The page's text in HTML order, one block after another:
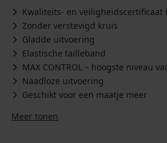
Kwaliteits- en veiligheidscertificaat
Zonder verstevigd kruis
Gladde uitvoering
Elastische tailleband
MAX CONTROL – hoogste niveau
Naadloze uitvoering
Geschikt voor een maatje meer
Meer tonen